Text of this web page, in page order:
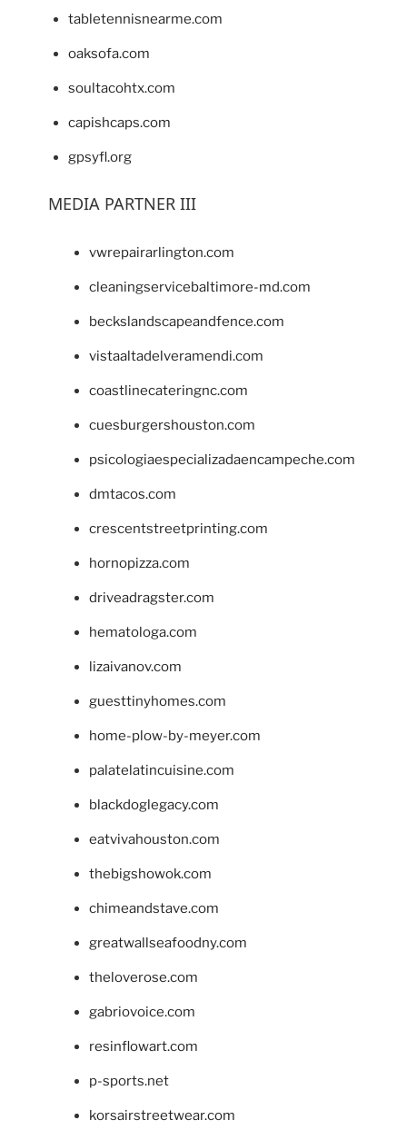
tabletennisnearme.com
oaksofa.com
soultacohtx.com
capishcaps.com
gpsyfl.org
MEDIA PARTNER III
vwrepairarlington.com
cleaningservicebaltimore-md.com
beckslandscapeandfence.com
vistaaltadelveramendi.com
coastlinecateringnc.com
cuesburgershouston.com
psicologiaespecializadaencampeche.com
dmtacos.com
crescentstreetprinting.com
hornopizza.com
driveadragster.com
hematologa.com
lizaivanov.com
guesttinyhomes.com
home-plow-by-meyer.com
palatelatincuisine.com
blackdoglegacy.com
eatvivahouston.com
thebigshowok.com
chimeandstave.com
greatwallseafoodny.com
theloverose.com
gabriovoice.com
resinflowart.com
p-sports.net
korsairstreetwear.com